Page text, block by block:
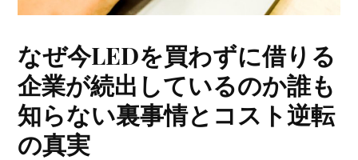
なぜ今LEDを買わずに借りる
企業が続出しているのか誰も
知らない裏事情とコスト逆転
の真実